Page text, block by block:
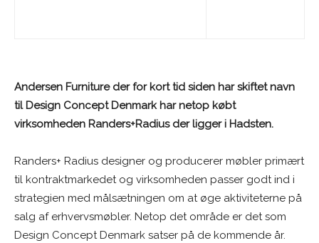
Andersen Furniture der for kort tid siden har skiftet navn
til Design Concept Denmark har netop købt
virksomheden Randers+Radius der ligger i Hadsten.
Randers+ Radius designer og producerer møbler primært
til kontraktmarkedet og virksomheden passer godt ind i
strategien med målsætningen om at øge aktiviteterne på
salg af erhvervsmøbler. Netop det område er det som
Design Concept Denmark satser på de kommende år.